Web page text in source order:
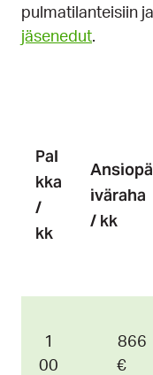
pulmatilanteisiin
jäsenedut.
Pal
kka
/
kk
Ansiopä
iväraha
/ kk
1
00
866
€